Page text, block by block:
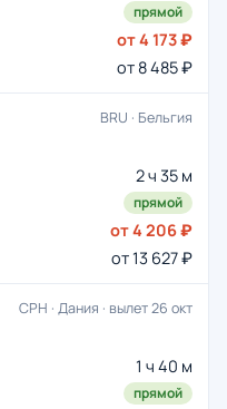
прямой
от 4 173 ₽
от 8 485 ₽
BRU · Бельгия
2 ч 35 м
прямой
от 4 206 ₽
от 13 627 ₽
CPH · Дания · вылет 26 окт
1 ч 40 м
прямой